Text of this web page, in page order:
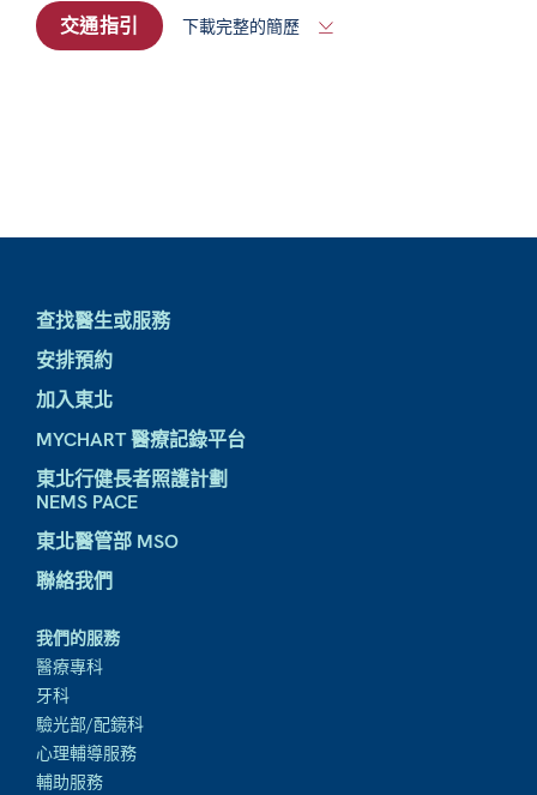
交通指引 下載完整的簡歷
查找醫生或服務
安排預約
加入東北
MYCHART 醫療記錄平台
東北行健長者照護計劃
NEMS PACE
東北醫管部 MSO
聯絡我們
我們的服務
醫療專科
牙科
驗光部/配鏡科
心理輔導服務
輔助服務